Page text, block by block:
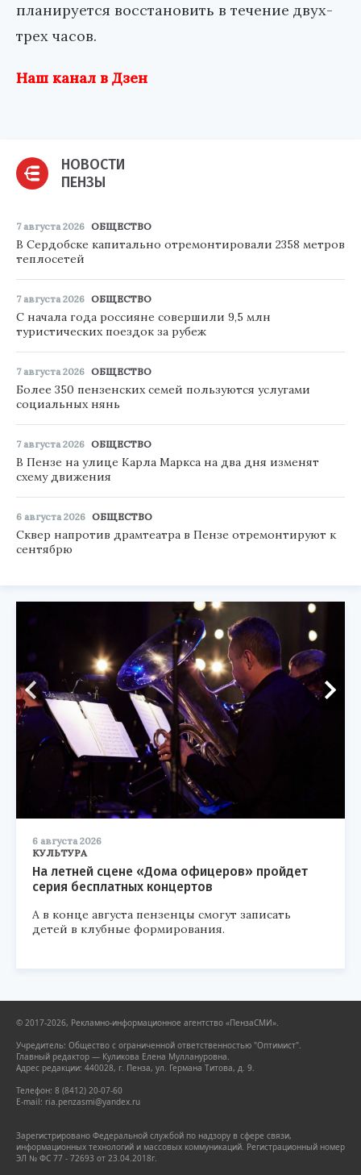
планируется восстановить в течение двух-
трех часов.
Наш канал в Дзен
НОВОСТИ
ПЕНЗЫ
7 августа 2026 ОБЩЕСТВО
В Сердобске капитально отремонтировали 2358 метров
теплосетей
7 августа 2026 ОБЩЕСТВО
С начала года россияне совершили 9,5 млн
туристических поездок за рубеж
7 августа 2026 ОБЩЕСТВО
Более 350 пензенских семей пользуются услугами
социальных нянь
7 августа 2026 ОБЩЕСТВО
В Пензе на улице Карла Маркса на два дня изменят
схему движения
6 августа 2026 ОБЩЕСТВО
Сквер напротив драмтеатра в Пензе отремонтируют к
сентябрю
6 августа 2026
КУЛЬТУРА
На летней сцене «Дома офицеров» пройдет
серия бесплатных концертов
А в конце августа пензенцы смогут записать
детей в клубные формирования.
© 2017-2026, Рекламно-информационное агентство «ПензаСМИ».
Учредитель: Общество с ограниченной ответственностью "Оптимист".
Главный редактор — Куликова Елена Муллануровна.
Адрес редакции: 440028, г. Пенза, ул. Германа Титова, д. 9.
Телефон: 8 (8412) 20-07-60
E-mail: ria.penzasmi@yandex.ru
Зарегистрировано Федеральной службой по надзору в сфере связи,
информационных технологий и массовых коммуникаций. Регистрационный номер
ЭЛ № ФС 77 - 72693 от 23.04.2018г.